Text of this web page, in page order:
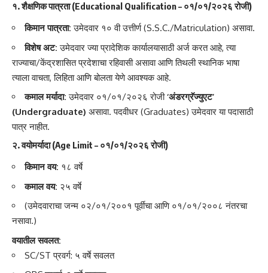
१. शैक्षणिक पात्रता (Educational Qualification – ०१/०१/२०२६ रोजी)
किमान पात्रता: उमेदवार १० वी उत्तीर्ण (S.S.C./Matriculation) असावा.
विशेष अट: उमेदवार ज्या प्रादेशिक कार्यालयासाठी अर्ज करत आहे, त्या
राज्याचा/केंद्रशासित प्रदेशाचा रहिवासी असावा आणि तिथली स्थानिक भाषा
त्याला वाचता, लिहिता आणि बोलता येणे आवश्यक आहे.
कमाल मर्यादा: उमेदवार ०१/०१/२०२६ रोजी‘अंडरग्रॅज्युएट’
(Undergraduate) असावा. पदवीधर (Graduates) उमेदवार या पदासाठी
पात्र नाहीत.
२. वयोमर्यादा (Age Limit – ०१/०१/२०२६ रोजी)
किमान वय: १८ वर्षे
कमाल वय: २५ वर्षे
(उमेदवाराचा जन्म ०२/०१/२००१ पूर्वीचा आणि ०१/०१/२००८ नंतरचा
नसावा.)
वयातील सवलत:
SC/ST प्रवर्ग: ५ वर्षे सवलत